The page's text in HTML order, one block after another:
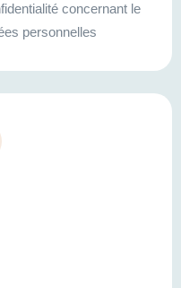
concernant le
personnelles